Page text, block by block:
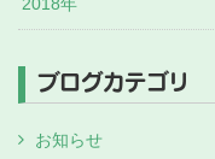
ブログカテゴリ
お知らせ